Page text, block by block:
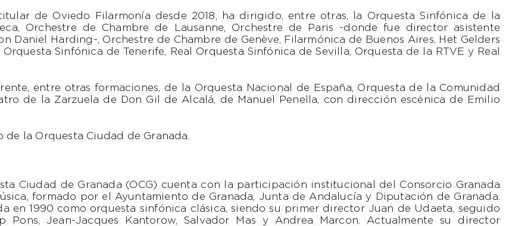
de Oviedo Filarmonía desde 2018, ha dirigido, entre otras, la Orquesta Sinfónica de la
Orchestre de Chambre de Lausanne, Orchestre de Paris -donde fue director asistente
Daniel Harding-, Orchestre de Chambre de Genève, Filarmónica de Buenos Aires, Het Gelders
Sinfónica de Tenerife, Real Orquesta Sinfónica de Sevilla, Orquesta de la RTVE y Real
entre otras formaciones, de la Orquesta Nacional de España, Orquesta de la Comunidad
de la Zarzuela de Don Gil de Alcalá, de Manuel Penella, con dirección escénica de Emilio
de la Orquesta Ciudad de Granada.
Ciudad de Granada (OCG) cuenta con la participación institucional del Consorcio Granada
formado por el Ayuntamiento de Granada, Junta de Andalucía y Diputación de Granada.
en 1990 como orquesta sinfónica clásica, siendo su primer director Juan de Udaeta, seguido
Pons, Jean-Jacques Kantorow, Salvador Mas y Andrea Marcon. Actualmente su director